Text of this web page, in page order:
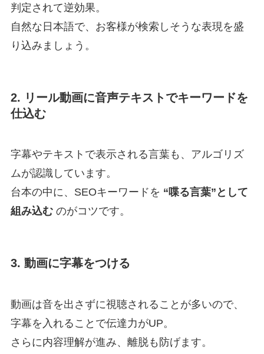
判定されて逆効果。
自然な日本語で、お客様が検索しそうな表現を盛
り込みましょう。
2. リール動画に音声テキストでキーワードを
仕込む
字幕やテキストで表示される言葉も、アルゴリズ
ムが認識しています。
台本の中に、SEOキーワードを “喋る言葉”として
組み込むのがコツです。
3. 動画に字幕をつける
動画は音を出さずに視聴されることが多いので、
字幕を入れることで伝達力がUP。
さらに内容理解が進み、離脱も防げます。